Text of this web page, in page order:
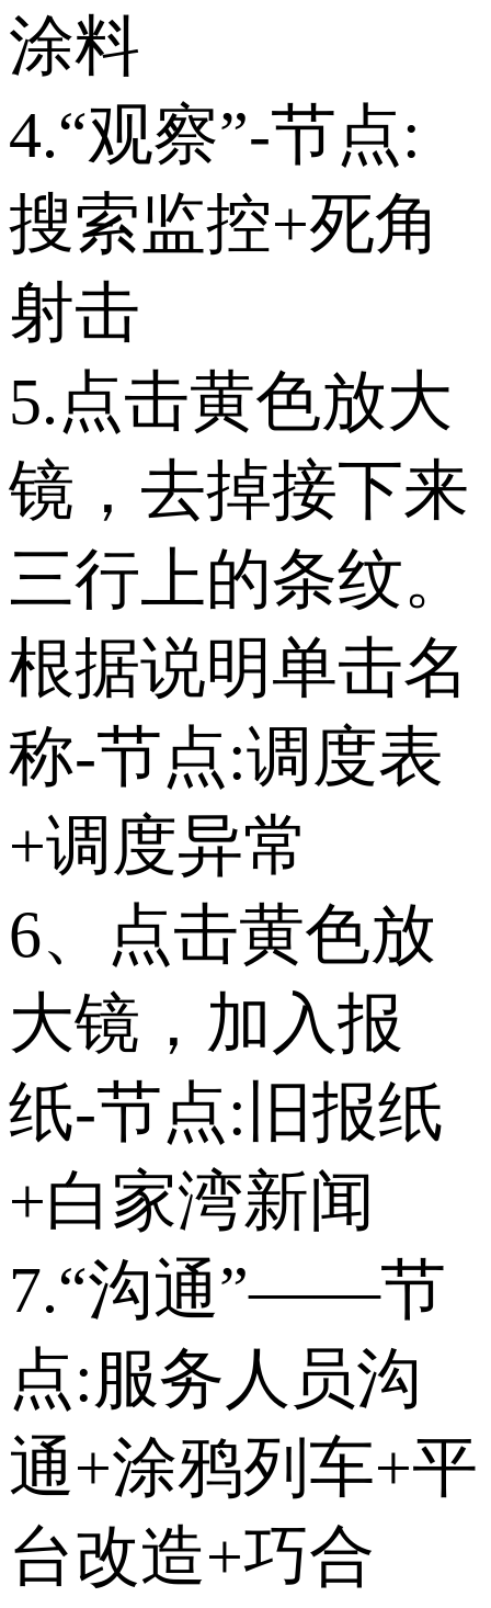
涂料
4.“观察”-节点:
搜索监控+死角
射击
5.点击黄色放大
镜，去掉接下来
三行上的条纹。
根据说明单击名
称-节点:调度表
+调度异常
6、点击黄色放
大镜，加入报
纸-节点:旧报纸
+白家湾新闻
7.“沟通”——节
点:服务人员沟
通+涂鸦列车+平
台改造+巧合